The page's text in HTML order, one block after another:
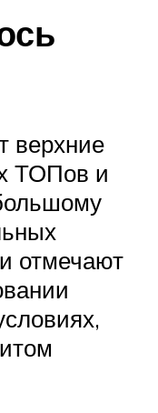
верхние
ТОПов и
отмечают